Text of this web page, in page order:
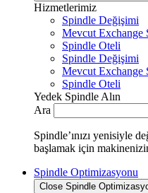
Hizmetlerimiz
Spindle Değişimi
Mevcut Exchange
Spindle Oteli
Spindle Değişimi
Mevcut Exchange
Spindle Oteli
Yedek Spindle Alın
Ara
Spindle’ınızı yenisiyle
başlamak için
Spindle Optimizasyonu
Close Spindle